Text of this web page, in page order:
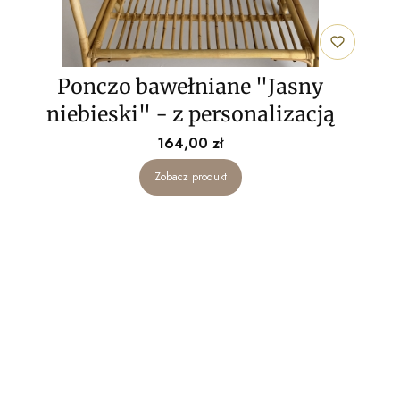
Ponczo bawełniane "Jasny
niebieski" - z personalizacją
Cena
164,00 zł
Zobacz produkt